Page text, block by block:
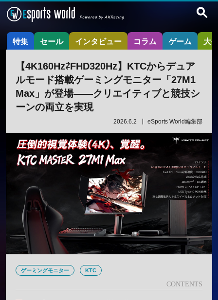
特集 セール インタビュー コラム ゲーム 大
【4K160Hz⇄FHD320Hz】KTCからデュア
ルモード搭載ゲーミングモニター「27M1
Max」が登場——クリエイティブと競技シ
ーンの両立を実現
2026.6.2 eSports World編集部
ゲーミングモニター KTC